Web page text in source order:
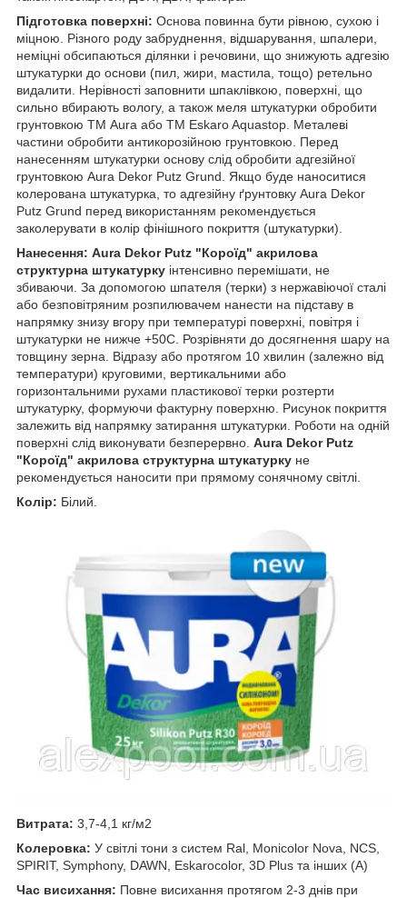
Підготовка поверхні: Основа повинна бути рівною, сухою і
міцною. Різного роду забруднення, відшарування, шпалери,
неміцні обсипаються ділянки і речовини, що знижують адгезію
штукатурки до основи (пил, жири, мастила, тощо) ретельно
видалити. Нерівності заповнити шпаклівкою, поверхні, що
сильно вбирають вологу, а також меля штукатурки обробити
грунтовкою ТМ Aura або ТМ Eskaro Aquastop. Металеві
частини обробити антикорозійною грунтовкою. Перед
нанесенням штукатурки основу слід обробити адгезійної
грунтовкою Aura Dekor Putz Grund. Якщо буде наноситися
колерована штукатурка, то адгезійну ґрунтовку Aura Dekor
Putz Grund перед використанням рекомендується
заколерувати в колір фінішного покриття (штукатурки).
Нанесення: Aura Dekor Putz "Короїд" акрилова
структурна штукатурку інтенсивно перемішати, не
збиваючи. За допомогою шпателя (терки) з нержавіючої сталі
або безповітряним розпилювачем нанести на підставу в
напрямку знизу вгору при температурі поверхні, повітря і
штукатурки не нижче +50С. Розрівняти до досягнення шару на
товщину зерна. Відразу або протягом 10 хвилин (залежно від
температури) круговими, вертикальними або
горизонтальними рухами пластикової терки розтерти
штукатурку, формуючи фактурну поверхню. Рисунок покриття
залежить від напрямку затирання штукатурки. Роботи на одній
поверхні слід виконувати безперервно. Aura Dekor Putz
"Короїд" акрилова структурна штукатурку не
рекомендується наносити при прямому сонячному світлі.
Колір: Білий.
Витрата: 3,7-4,1 кг/м2
Колеровка: У світлі тони з систем Ral, Monicolor Nova, NCS,
SPIRIT, Symphony, DAWN, Eskarocolor, 3D Plus та інших (А)
Час висихання: Повне висихання протягом 2-3 днів при